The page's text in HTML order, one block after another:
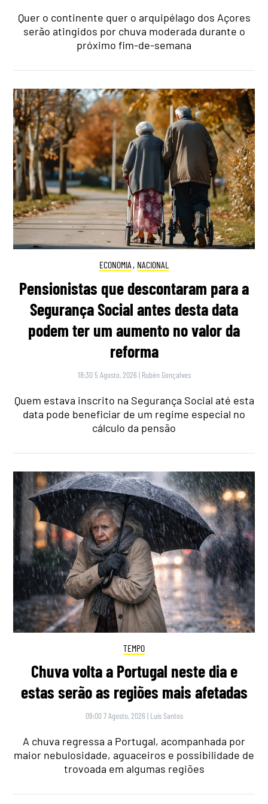
Quer o continente quer o arquipélago dos Açores
serão atingidos por chuva moderada durante o
próximo fim-de-semana
ECONOMIA , NACIONAL
Pensionistas que descontaram para a
Segurança Social antes desta data
podem ter um aumento no valor da
reforma
18:30 5 Agosto, 2026 | Rubén Gonçalves
Quem estava inscrito na Segurança Social até esta
data pode beneficiar de um regime especial no
cálculo da pensão
TEMPO
Chuva volta a Portugal neste dia e
estas serão as regiões mais afetadas
09:00 7 Agosto, 2026 | Luís Santos
A chuva regressa a Portugal, acompanhada por
maior nebulosidade, aguaceiros e possibilidade de
trovoada em algumas regiões